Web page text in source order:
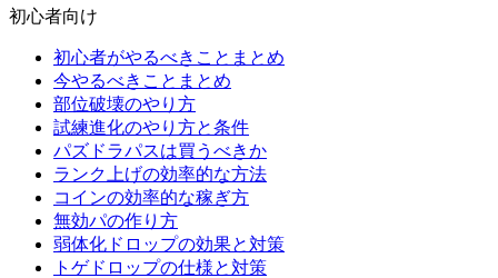
初心者向け
初心者がやるべきことまとめ
今やるべきことまとめ
部位破壊のやり方
試練進化のやり方と条件
パズドラパスは買うべきか
ランク上げの効率的な方法
コインの効率的な稼ぎ方
無効パの作り方
弱体化ドロップの効果と対策
トゲドロップの仕様と対策